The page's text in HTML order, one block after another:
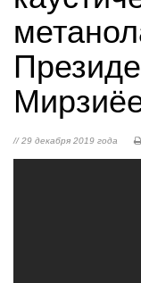
// 29 декабря 2019 года